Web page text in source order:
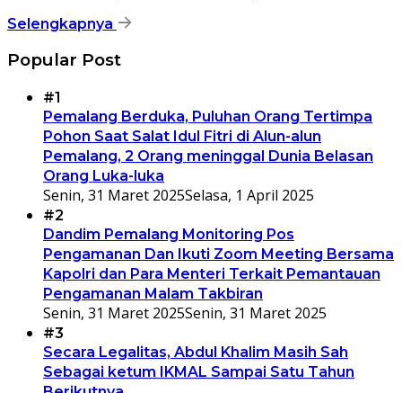
Selengkapnya
Popular Post
#1
Pemalang Berduka, Puluhan Orang Tertimpa
Pohon Saat Salat Idul Fitri di Alun-alun
Pemalang, 2 Orang meninggal Dunia Belasan
Orang Luka-luka
Senin, 31 Maret 2025Selasa, 1 April 2025
#2
Dandim Pemalang Monitoring Pos
Pengamanan Dan Ikuti Zoom Meeting Bersama
Kapolri dan Para Menteri Terkait Pemantauan
Pengamanan Malam Takbiran
Senin, 31 Maret 2025Senin, 31 Maret 2025
#3
Secara Legalitas, Abdul Khalim Masih Sah
Sebagai ketum IKMAL Sampai Satu Tahun